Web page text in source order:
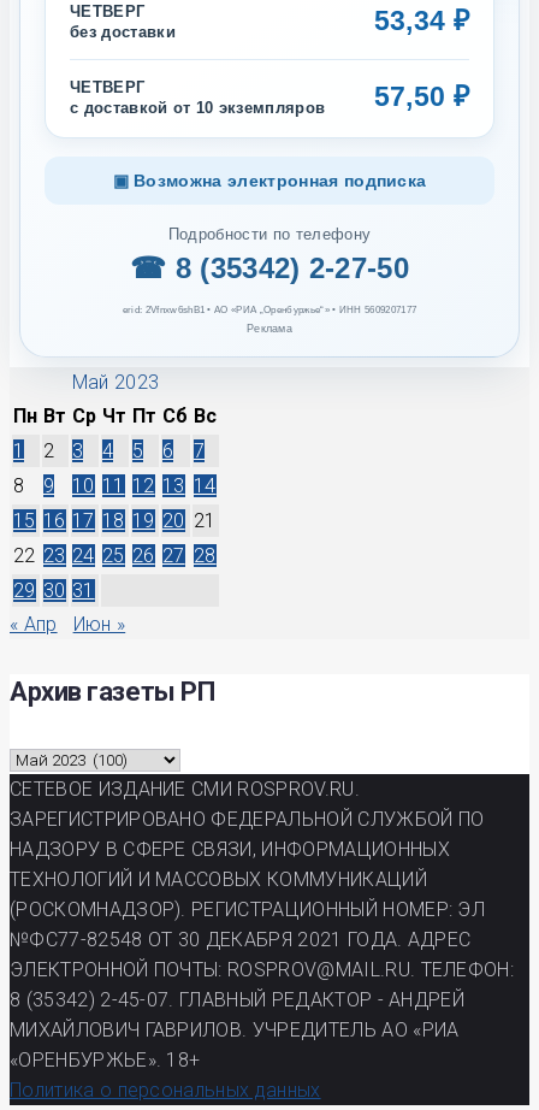
ЧЕТВЕРГ
без доставки
53,34 ₽
ЧЕТВЕРГ
с доставкой от 10 экземпляров
57,50 ₽
▣ Возможна электронная подписка
Подробности по телефону
☎ 8 (35342) 2-27-50
erid: 2Vfnxw6shB1 • АО «РИА „Оренбуржье“» • ИНН 5609207177
Реклама
Май 2023
Пн Вт Ср Чт Пт Сб Вс
1
2 3 4 5 6
7
8
9 10 11 12 13 14
15 16 17 18 19 20 21
22 23 24 25 26 27 28
29 30 31
« Апр
Июн »
Архив газеты РП
Архив
газеты
РП
СЕТЕВОЕ ИЗДАНИЕ СМИ ROSPROV.RU.
ЗАРЕГИСТРИРОВАНО ФЕДЕРАЛЬНОЙ СЛУЖБОЙ ПО
НАДЗОРУ В СФЕРЕ СВЯЗИ, ИНФОРМАЦИОННЫХ
ТЕХНОЛОГИЙ И МАССОВЫХ КОММУНИКАЦИЙ
(РОСКОМНАДЗОР). РЕГИСТРАЦИОННЫЙ НОМЕР: ЭЛ
№ФС77-82548 ОТ 30 ДЕКАБРЯ 2021 ГОДА. АДРЕС
ЭЛЕКТРОННОЙ ПОЧТЫ: ROSPROV@MAIL.RU. ТЕЛЕФОН:
8 (35342) 2-45-07. ГЛАВНЫЙ РЕДАКТОР - АНДРЕЙ
МИХАЙЛОВИЧ ГАВРИЛОВ. УЧРЕДИТЕЛЬ АО «РИА
«ОРЕНБУРЖЬЕ». 18+
Политика о персональных данных